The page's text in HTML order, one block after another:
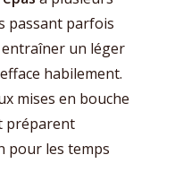
passant parfois
un léger
habilement.
mises en bouche
préparent
pour les temps